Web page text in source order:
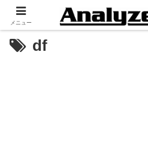
df
メニュー